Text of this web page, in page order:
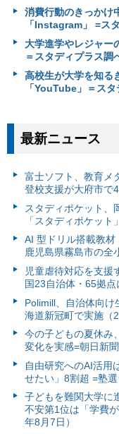
消費行動のきっかけ
「Instagram」 =ス
大学進学やレジャー
＝スタディプラス調
高校生が大学を知る
「YouTube」＝ス
最新ニュース
富⼠ソフト、教育メ
登校支援が大府市で
スタディポケット、
「スタディポケット
AI 型ドリル搭載教材
鹿児島県霧島市の全
児童虐待対応を支援
国23自治体・65拠点
Polimill、自治体向
海道新冠町で実施（
今の子どもの夏休み
変化を実感=朝日新
自由研究へのAI活用
せたい」8割超 =塾
子どもを難関大学に
不安第1位は「学費
年8月7日）